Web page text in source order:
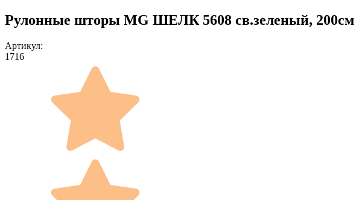
Рулонные шторы MG ШЕЛК 5608 св.зеленый, 200см
Артикул:
1716